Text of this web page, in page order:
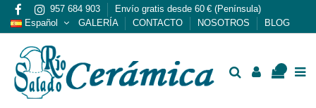
957 684 903
Envío gratis desde 60 € (Península)
Español
GALERÍA CONTACTO NOSOTROS BLOG